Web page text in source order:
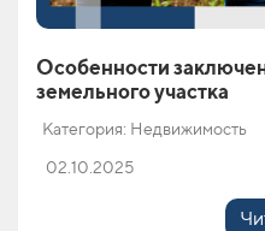
Особенности
земельного участка
Категория: Недвижимость
02.10.2025